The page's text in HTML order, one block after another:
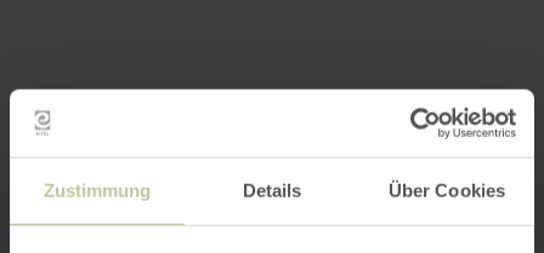
Zustimmung Details Über Cookies